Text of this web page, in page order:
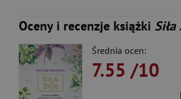
Oceny i recenzje książki Siła
Średnia ocen:
7.55 /10